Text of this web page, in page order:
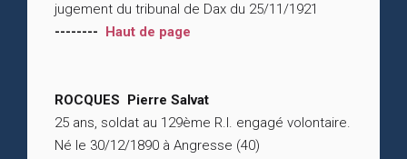
jugement du tribunal de Dax du 25/11/1921
-------- Haut de page
ROCQUES Pierre Salvat
25 ans, soldat au 129ème R.I. engagé volontaire.
Né le 30/12/1890 à Angresse (40)